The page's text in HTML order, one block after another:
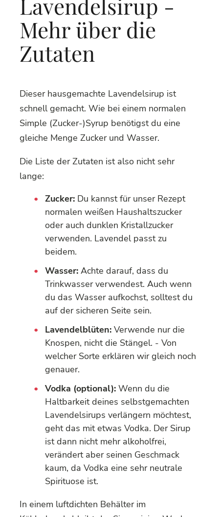
Mehr über die
Zutaten
Dieser hausgemachte Lavendelsirup ist
schnell gemacht. Wie bei einem normalen
Simple (Zucker-)Syrup benötigst du eine
gleiche Menge Zucker und Wasser.
Die Liste der Zutaten ist also nicht sehr
lange:
Zucker: Du kannst für unser Rezept
normalen weißen Haushaltszucker
oder auch dunklen Kristallzucker
verwenden. Lavendel passt zu
beidem.
Wasser: Achte darauf, dass du
Trinkwasser verwendest. Auch wenn
du das Wasser aufkochst, solltest du
auf der sicheren Seite sein.
Lavendelblüten: Verwende nur die
Knospen, nicht die Stängel. - Von
welcher Sorte erklären wir gleich noch
genauer.
Vodka (optional): Wenn du die
Haltbarkeit deines selbstgemachten
Lavendelsirups verlängern möchtest,
geht das mit etwas Vodka. Der Sirup
ist dann nicht mehr alkoholfrei,
verändert aber seinen Geschmack
kaum, da Vodka eine sehr neutrale
Spirituose ist.
In einem luftdichten Behälter im